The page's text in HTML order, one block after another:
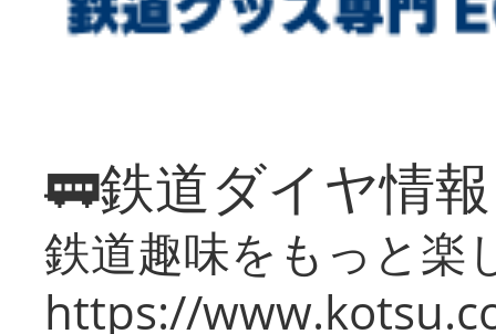
🚃鉄道ダイヤ情
鉄道趣味をもっと楽
https://